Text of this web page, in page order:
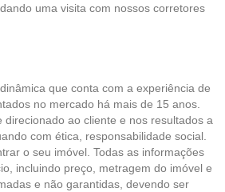
uma visita com nossos corretores
que conta com a experiência de
no mercado há mais de 15 anos.
direcionado ao cliente e nos resultados a
com ética, responsabilidade social.
o seu imóvel. Todas as informações
incluindo preço, metragem do imóvel e
e não garantidas, devendo ser